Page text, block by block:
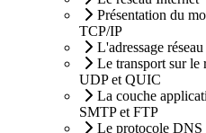
Présentation du
TCP/IP
L'adressage
Le transport sur le
UDP et QUIC
La couche
SMTP et FTP
Le protocole DNS